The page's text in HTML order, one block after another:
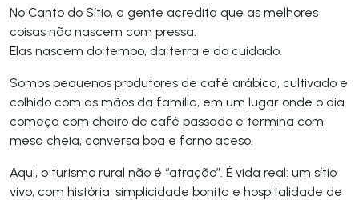
No Canto do Sítio, a gente acredita que as melhores
coisas não nascem com pressa.
Elas nascem do tempo, da terra e do cuidado.
Somos pequenos produtores de café arábica, cultivado e
colhido com as mãos da família, em um lugar onde o dia
começa com cheiro de café passado e termina com
mesa cheia, conversa boa e forno aceso.
Aqui, o turismo rural não é “atração”. É vida real: um sítio
vivo, com história, simplicidade bonita e hospitalidade de